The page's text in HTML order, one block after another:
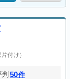
付け）
50件